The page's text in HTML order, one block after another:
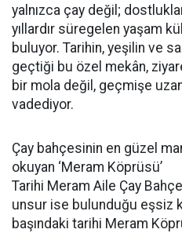
yalnızca çay değil;
yıllardır süregelen yaşam
buluyor. Tarihin, yeşilin ve
geçtiği bu özel mekân,
bir mola değil, geçmişe
vadediyor.
Çay bahçesinin en güzel
okuyan ‘Meram Köprüsü’
Tarihi Meram Aile Çay
unsur ise bulunduğu eşsiz
başındaki tarihi Meram